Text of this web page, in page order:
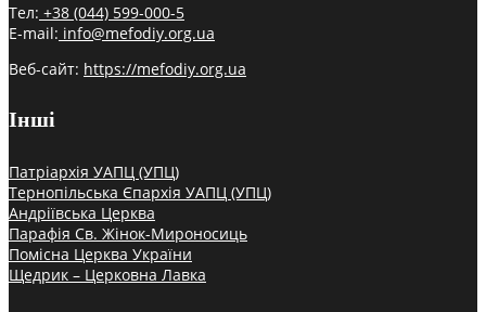
Тел: +38 (044) 599-000-5
E-mail: info@mefodiy.org.ua
Веб-сайт: https://mefodiy.org.ua
Інші
Патріархія УАПЦ (УПЦ)
Тернопільська Єпархія УАПЦ (УПЦ)
Андріївська Церква
Парафія Св. Жінок-Мироносиць
Помісна Церква України
Щедрик – Церковна Лавка